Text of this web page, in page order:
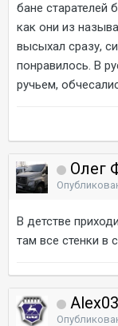
бане старателей
как они из
высыхал сразу,
понравилось. В
ручьем,
Олег
В детстве
там все стенки в